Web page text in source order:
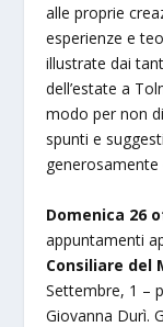
alle proprie
esperienze e
illustrate dai
dell’estate a
modo per non
spunti e
Domenica 26
appuntamenti
Consiliare del
Settembre, 1 –
Giovanna Durì.